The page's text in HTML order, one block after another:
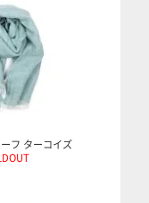
フ ターコイズ